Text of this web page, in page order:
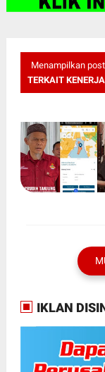
Menampilkan
TERKAIT
IKLAN